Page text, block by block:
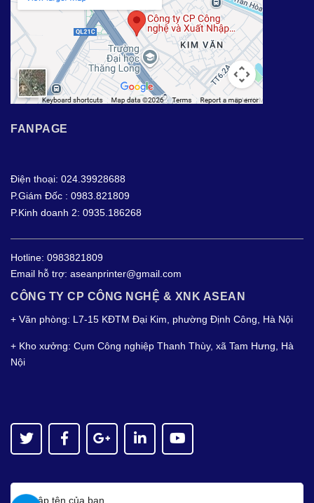
FANPAGE
Điện thoại: 024.39928688
P.Giám Đốc : 0983.821809
P.Kinh doanh 2: 0935.186268
Hotline: 0983821809
Email hỗ trợ: aseanprinter@gmail.com
CÔNG TY CP CÔNG NGHỆ & XNK ASEAN
+ Văn phòng: L7-15 KĐTM Đại Kim, phường Định Công, Hà Nội
+ Kho xưởng: Cụm Công nghiệp Thanh Thùy, xã Tam Hưng, Hà
Nội